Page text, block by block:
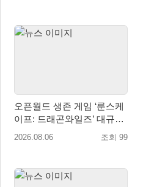
오픈월드 생존 게임 ‘룬스케
이프: 드래곤와일즈’ 대규모
유저 편의성 개선 및 사이드
2026.08.06 조회 99